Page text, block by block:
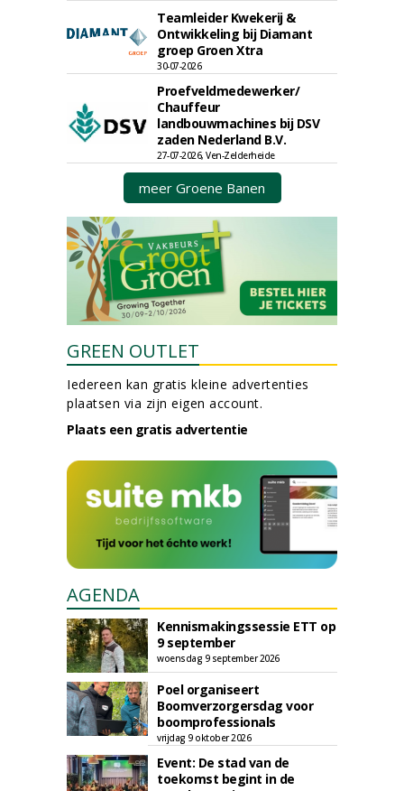
Teamleider Kwekerij &
Ontwikkeling bij Diamant
groep Groen Xtra
30-07-2026
Proefveldmedewerker/
Chauffeur
landbouwmachines bij DSV
zaden Nederland B.V.
27-07-2026, Ven-Zelderheide
meer Groene Banen
GREEN OUTLET
Iedereen kan gratis kleine advertenties
plaatsen via zijn eigen account.
Plaats een gratis advertentie
AGENDA
Kennismakingssessie ETT op
9 september
woensdag 9 september 2026
Poel organiseert
Boomverzorgersdag voor
boomprofessionals
vrijdag 9 oktober 2026
Event: De stad van de
toekomst begint in de